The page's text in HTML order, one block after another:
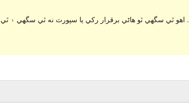
. اهو ٿي سگهي ٿو هاڻي برقرار رکي يا سپورٽ نه ٿي سگهي ۽